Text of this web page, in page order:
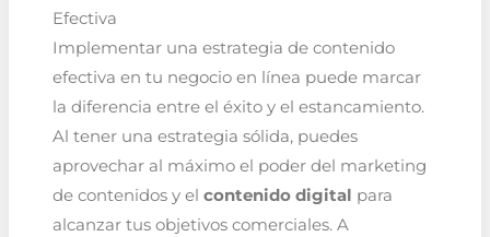
Efectiva
Implementar una estrategia de contenido
efectiva en tu negocio en línea puede marcar
la diferencia entre el éxito y el estancamiento.
Al tener una estrategia sólida, puedes
aprovechar al máximo el poder del marketing
de contenidos y el contenido digital para
alcanzar tus objetivos comerciales. A